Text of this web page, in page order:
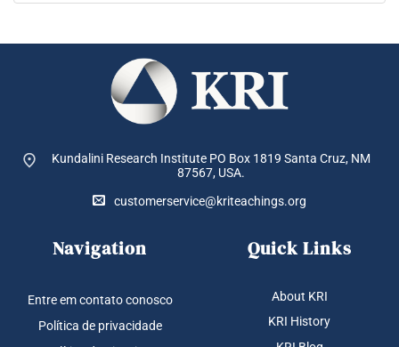
opções
ser
Kundalini Research Institute PO Box 1819 Santa Cruz, NM
87567, USA.
customerservice@kriteachings.org
Navigation
Entre em contato conosco
Política de privacidade
Quick Links
About KRI
KRI History